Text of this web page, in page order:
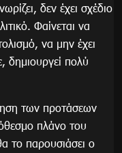
δεν έχει σχέδιο
Φαίνεται να
να μην έχει
δημιουργεί πολύ
των προτάσεων
πλάνο του
το παρουσιάσει ο